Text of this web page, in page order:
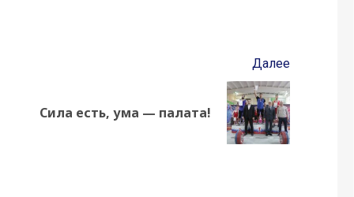
Далее
Сила есть, ума — палата!